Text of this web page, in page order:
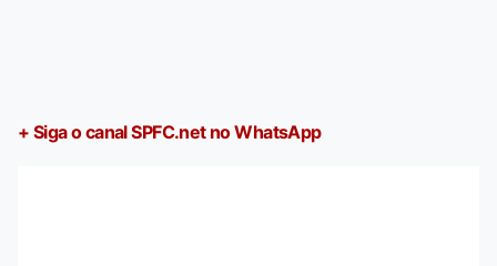
+ Siga o canal SPFC.net no WhatsApp